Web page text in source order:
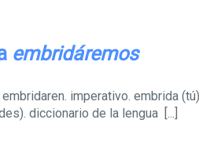
embridáremos
imperativo. embrida
diccionario de la lengua [...]